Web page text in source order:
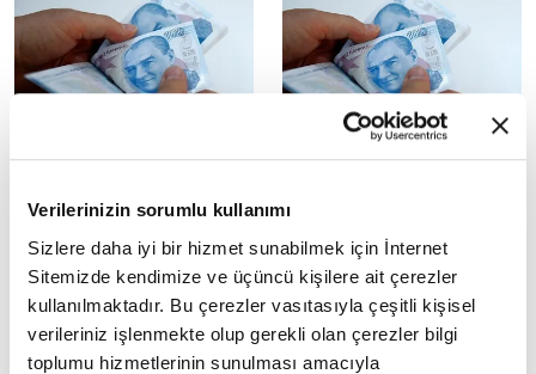
Verilerinizin sorumlu kullanımı
Sizlere daha iyi bir hizmet sunabilmek için İnternet
Sitemizde kendimize ve üçüncü kişilere ait çerezler
kullanılmaktadır. Bu çerezler vasıtasıyla çeşitli kişisel
verileriniz işlenmekte olup gerekli olan çerezler bilgi
toplumu hizmetlerinin sunulması amacıyla
Çalışmayan emeklilere 5
ödemeleri bugün başlıyor
Çalışma ve Sosyal Güvenlik
Bakanlığı, çalışmayan
emeklilere verilecek 5 bin liralık
ikramiye ödemelerine bugün
başlayacak...
Kurban Bayramı
aylıklarının ödeme tarihleri
açıklandı
Çalışma ve Sosyal Güvenlik
Bakanlığı, Emekli Sandığı SSK ve
Bağ-Kur emeklilerinin aylıkları
ile Kurban Bayramı
ikramiyelerinin...